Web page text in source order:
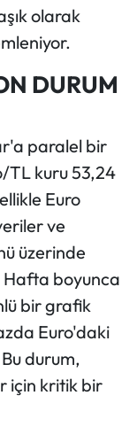
olarak
DURUM
paralel bir
TL kuru 53,24
Euro
ve
üzerinde
Hafta boyunca
bir grafik
Euro'daki
durum,
için kritik bir